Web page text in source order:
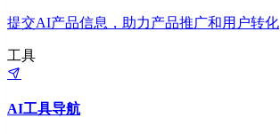
提交AI产品信息，助力产品推广和用户转化
工具
AI工具导航